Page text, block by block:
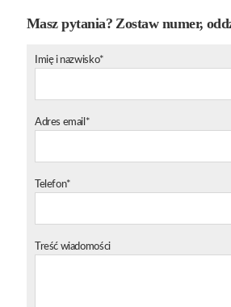
Masz pytania? Zostaw numer,
Imię i nazwisko*
Adres email*
Telefon*
Treść wiadomości